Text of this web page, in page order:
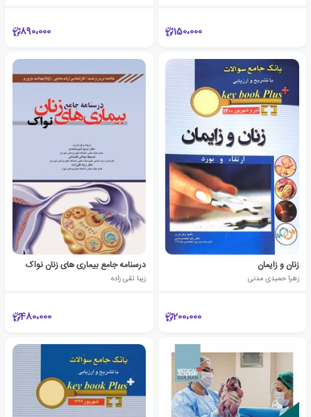
150،000 890،000
زنان و زایمان
زهرا حمیدی مدنی
200،000
درسنامه جامع بیماری های زنان نواک
زیبا تقی زاده
480،000